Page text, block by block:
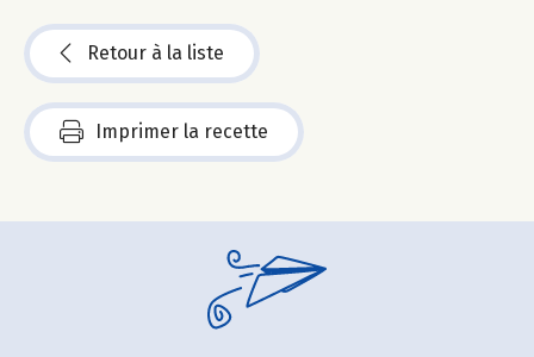
Retour à la liste
Imprimer la recette